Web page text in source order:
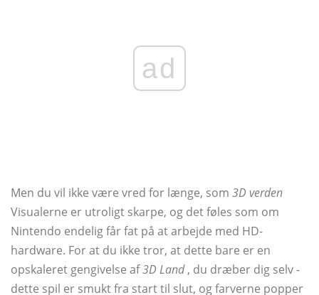
ad
Men du vil ikke være vred for længe, ​​som 3D verden
Visualerne er utroligt skarpe, og det føles som om
Nintendo endelig får fat på at arbejde med HD-
hardware. For at du ikke tror, ​​at dette bare er en
opskaleret gengivelse af3D Land, du dræber dig selv -
dette spil er smukt fra start til slut, og farverne popper